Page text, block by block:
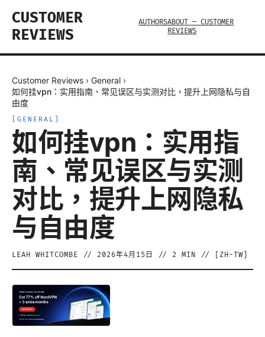
CUSTOMER
REVIEWS
AUTHORSABOUT — CUSTOMER
REVIEWS
Customer Reviews › General ›
如何挂vpn：实用指南、常见误区与实测对比，提升上网隐私与自
由度
GENERAL
如何挂vpn：实用指
南、常见误区与实测
对比，提升上网隐私
与自由度
LEAH WHITCOMBE // 2026年4月15日 // 2 MIN // [ ZH-TW